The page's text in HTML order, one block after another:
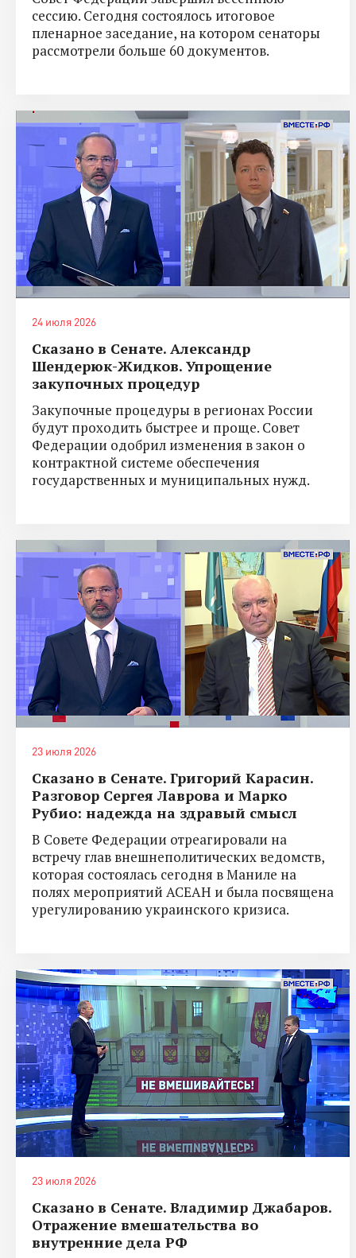
сессию. Сегодня состоялось итоговое
пленарное заседание, на котором сенаторы
рассмотрели больше 60 документов.
24 июля 2026
Сказано в Сенате. Александр
Шендерюк-Жидков. Упрощение
закупочных процедур
Закупочные процедуры в регионах России
будут проходить быстрее и проще. Совет
Федерации одобрил изменения в закон о
контрактной системе обеспечения
государственных и муниципальных нужд.
23 июля 2026
Сказано в Сенате. Григорий Карасин.
Разговор Сергея Лаврова и Марко
Рубио: надежда на здравый смысл
В Совете Федерации отреагировали на
встречу глав внешнеполитических ведомств,
которая состоялась сегодня в Маниле на
полях мероприятий АСЕАН и была посвящена
урегулированию украинского кризиса.
23 июля 2026
Сказано в Сенате. Владимир Джабаров.
Отражение вмешательства во
внутренние дела РФ